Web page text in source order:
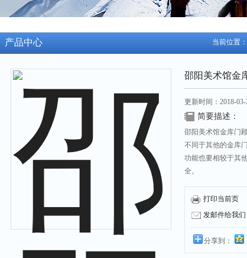
当前位置：
产品中心
邵阳美术馆金
更新时间：2018-03-
简要描述：
邵阳美术馆金库门
不同于其他的金库
功能也要相较于其
全。
打印当前页
发邮件给我们
分享到：